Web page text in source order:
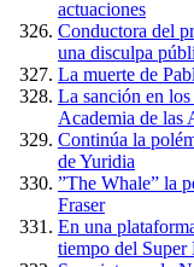
actuaciones
Conductora del
una disculpa
La muerte de
La sanción en
Academia de las
Continúa la
de Yuridia
”The Whale” la
Fraser
En una
tiempo del Super